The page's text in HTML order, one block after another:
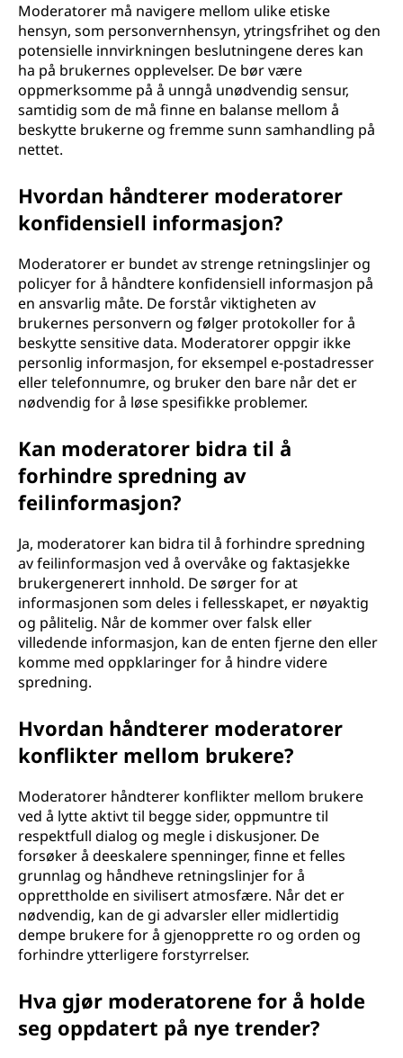
Moderatorer må navigere mellom ulike etiske
hensyn, som personvernhensyn, ytringsfrihet og den
potensielle innvirkningen beslutningene deres kan
ha på brukernes opplevelser. De bør være
oppmerksomme på å unngå unødvendig sensur,
samtidig som de må finne en balanse mellom å
beskytte brukerne og fremme sunn samhandling på
nettet.
Hvordan håndterer moderatorer
konfidensiell informasjon?
Moderatorer er bundet av strenge retningslinjer og
policyer for å håndtere konfidensiell informasjon på
en ansvarlig måte. De forstår viktigheten av
brukernes personvern og følger protokoller for å
beskytte sensitive data. Moderatorer oppgir ikke
personlig informasjon, for eksempel e-postadresser
eller telefonnumre, og bruker den bare når det er
nødvendig for å løse spesifikke problemer.
Kan moderatorer bidra til å
forhindre spredning av
feilinformasjon?
Ja, moderatorer kan bidra til å forhindre spredning
av feilinformasjon ved å overvåke og faktasjekke
brukergenerert innhold. De sørger for at
informasjonen som deles i fellesskapet, er nøyaktig
og pålitelig. Når de kommer over falsk eller
villedende informasjon, kan de enten fjerne den eller
komme med oppklaringer for å hindre videre
spredning.
Hvordan håndterer moderatorer
konflikter mellom brukere?
Moderatorer håndterer konflikter mellom brukere
ved å lytte aktivt til begge sider, oppmuntre til
respektfull dialog og megle i diskusjoner. De
forsøker å deeskalere spenninger, finne et felles
grunnlag og håndheve retningslinjer for å
opprettholde en sivilisert atmosfære. Når det er
nødvendig, kan de gi advarsler eller midlertidig
dempe brukere for å gjenopprette ro og orden og
forhindre ytterligere forstyrrelser.
Hva gjør moderatorene for å holde
seg oppdatert på nye trender?